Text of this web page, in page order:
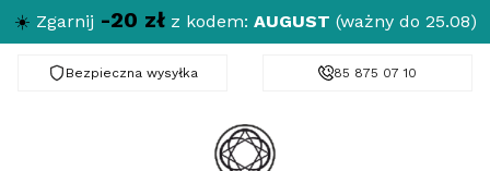
☀️ Zgarnij -20 zł z kodem: AUGUST (ważny do 25.08)
Bezpieczna wysyłka Darmowa dostawa od 150 zł
85 875 07 10